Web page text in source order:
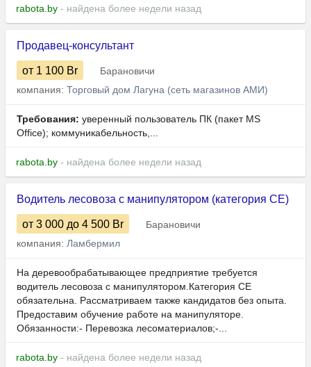
rabota.by - найдена более недели назад
Продавец-консультант
от 1 100 Br
Барановичи
компания: Торговый дом Лагуна (сеть магазинов АМИ)
Требования: уверенный пользователь ПК (пакет MS
Office); коммуникабельность,...
rabota.by - найдена более недели назад
Водитель лесовоза с манипулятором (категория СЕ)
от 3 000 до 4 500 Br
Барановичи
компания: Ламбермил
На деревообрабатывающее предприятие требуется
водитель лесовоза с манипулятором.Категория СЕ
обязательна. Рассматриваем также кандидатов без опыта.
Предоставим обучение работе на манипуляторе.
Обязанности:- Перевозка лесоматериалов;-...
rabota.by - найдена более недели назад